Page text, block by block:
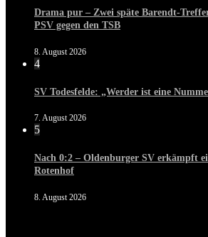
Drama pur – Zwei späte Barendt-
PSV gegen den TSB
8. August 2026
4
SV Todesfelde: „Werder ist eine
7. August 2026
5
Nach 0:2 – Oldenburger SV erkämpft
Rotenhof
8. August 2026